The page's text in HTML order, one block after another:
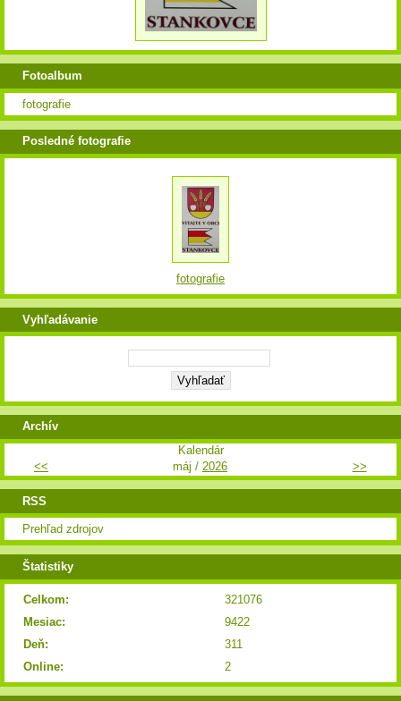
Fotoalbum
fotografie
Posledné fotografie
fotografie
Vyhľadávanie
Archív
Kalendár
<<
máj / 2026 >>
RSS
Prehľad zdrojov
Štatistiky
Online: 2
Celkom:
321076
Mesiac:
9422
Deň:
311